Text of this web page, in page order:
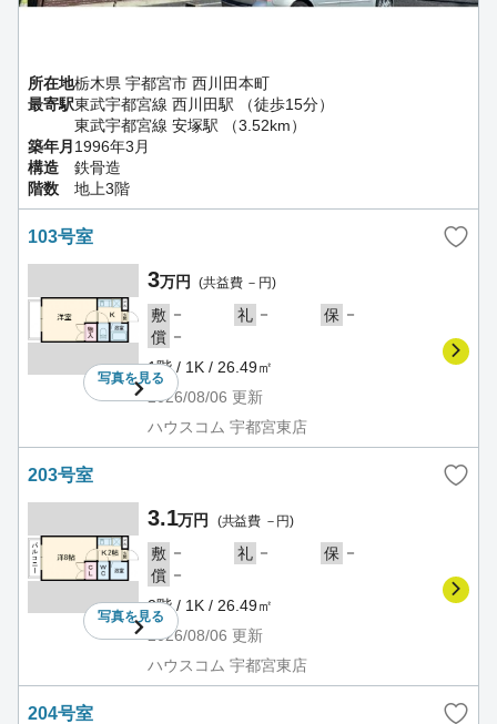
所在地栃木県 宇都宮市 西川田本町
最寄駅東武宇都宮線 西川田駅 （徒歩15分）
東武宇都宮線 安塚駅 （3.52km）
築年月 1996年3月
構造
鉄骨造
階数
地上3階
103号室
写真を見る
3万円 (共益費 －円)
敷 － 礼 － 保 －
償 －
1階 / 1K / 26.49㎡
2026/08/06 更新
ハウスコム 宇都宮東店
203号室
写真を見る
3.1万円 (共益費 －円)
敷 － 礼 － 保 －
償 －
2階 / 1K / 26.49㎡
2026/08/06 更新
ハウスコム 宇都宮東店
204号室